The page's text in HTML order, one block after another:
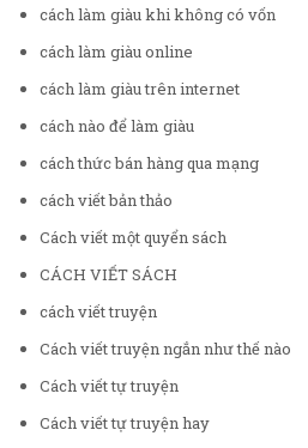
cách làm giàu khi không có vốn
cách làm giàu online
cách làm giàu trên internet
cách nào để làm giàu
cách thức bán hàng qua mạng
cách viết bản thảo
Cách viết một quyển sách
CÁCH VIẾT SÁCH
cách viết truyện
Cách viết truyện ngắn như thế nào
Cách viết tự truyện
Cách viết tự truyện hay